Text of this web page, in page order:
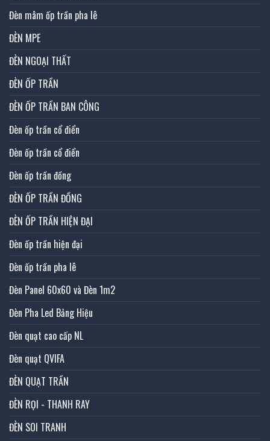
Đèn mâm ốp trần pha lê
ĐÈN MPE
ĐÈN NGOẠI THẤT
ĐÈN ỐP TRẦN
ĐÈN ỐP TRẦN BAN CÔNG
Đèn ốp trần cổ điển
Đèn ốp trần cổ điển
Đèn ốp trần đồng
ĐÈN ỐP TRẦN ĐỒNG
ĐÈN ỐP TRẦN HIỆN ĐẠI
Đèn ốp trần hiện đại
Đèn ốp trần pha lê
Đèn Panel 60x60 và Đèn 1m2
Đèn Pha Led Bảng Hiệu
Đèn quạt cao cấp NL
Đèn quạt QVIFA
ĐÈN QUẠT TRẦN
ĐÈN RỌI - THANH RAY
ĐÈN SOI TRANH